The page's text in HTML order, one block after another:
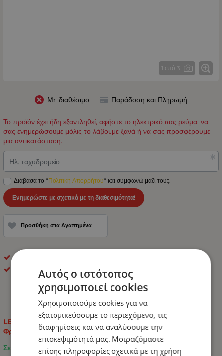
1 από 3
Μη διαθέσιμο Παράδοση και Πληρωμή
Το προϊόν έχει ήδη εξαντληθεί, αφήστε το ηλεκτρικό σας ρεύμα. να
σας ενημερώσουμε μόλις το λάβουμε ξανά ή να σας προσφέρουμε
μια αντικατάσταση.
Ηλ. ταχυδρομείο
Διάβασα το "Πολιτική Απορρήτου" και συμφωνώ μαζί τους.
Ενημερώστε με σχετικά με τη διαθεσιμότητα!
Προσθήκη στα Αγαπημένα
LED Οπίσθιοι Φανοί
Πληροφορίες
LED Е-Мark Φανός Οπίσθιος ΝΕΟΝ 12V / 24V 4 Λειτουργίες
Φρένων - Tρεχούμενο φλας - Πορείας με Καλώδιο Ø13cm
Σετ φώτων LED αριστεράς και δεξιάς 2 Τεμάχια
Αυτός ο ιστότοπος
χρησιμοποιεί cookies
Χρησιμοποιούμε cookies για να
εξατομικεύσουμε το περιεχόμενο, τις
διαφημίσεις και να αναλύσουμε την
επισκεψιμότητά μας. Μοιραζόμαστε
επίσης πληροφορίες σχετικά με τη χρήση